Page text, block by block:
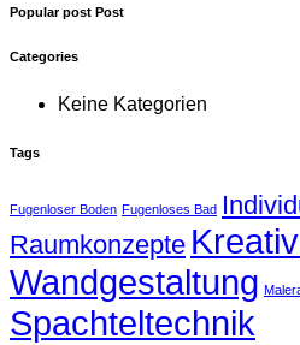
Popular post Post
Categories
Keine Kategorien
Tags
Fugenloser Boden Fugenloses Bad
Raumkonzepte
Wandgestaltung
Spachteltechnik